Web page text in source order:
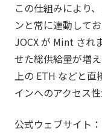
この仕組みにより
ンと常に連動して
JOCX が Mint され
せた総供給量が増
上の ETH などと直
インへのアクセス
公式ウェブサイト：